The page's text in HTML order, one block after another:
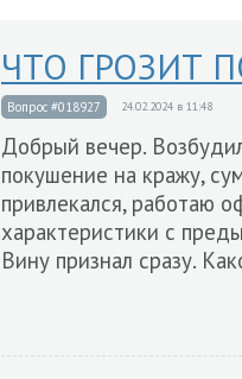
ЧТО ГРОЗИТ
Вопрос #018927 24.02.2024 в 11:48
Добрый вечер.
покушение на кражу,
привлекался, работаю
характеристики с
Вину признал сразу.